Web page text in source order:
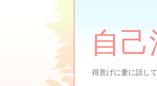
自
得意げに妻に話し